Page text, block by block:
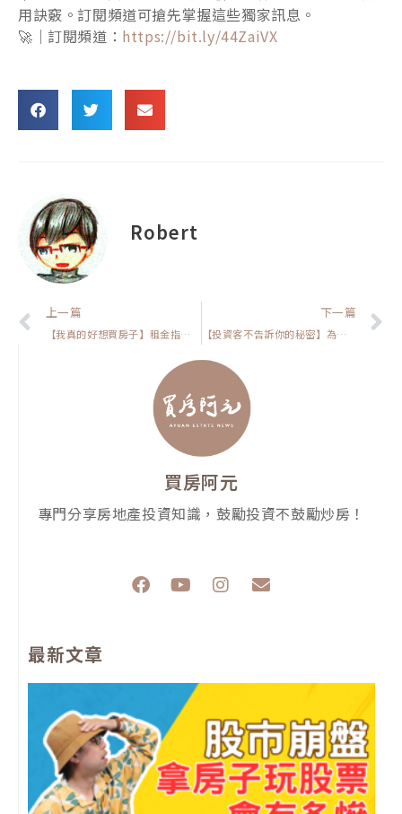
用訣竅。訂閱頻道可搶先掌握這些獨家訊息。
🚀｜訂閱頻道： https://bit.ly/44ZaiVX
Robert
上一頁
上一篇
【我真的好想買房子】租金指數連漲30個月!為什麼不買房子會讓你更吃虧
下一篇
【投資客不告訴你的秘密】為什麼買20年的中古屋比新屋好?跟你分享我的看法
買房阿元
專門分享房地產投資知識，鼓勵投資不鼓勵炒房！
F
a
o
Y
e
I
r
m
E
p
最新文章